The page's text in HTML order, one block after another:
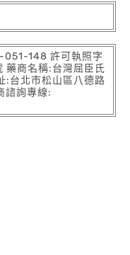
148 許可執照字
藥商名稱:台灣屈臣氏
:台北市松山區八德路
諮詢專線: